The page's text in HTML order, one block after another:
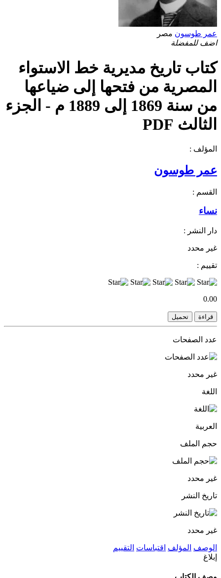
عمر طوسون مصر
اضف للمفضلة
كتاب تاريخ مديرية خط الاستواء
المصرية من فتحها إلى ضياعها
من سنة 1869 إلى 1889 م - الجزء
الثالث PDF
المؤلف :
عمر طوسون
القسم :
نساء
دار النشر :
غير محدد
تقييم :
0.00
قراءة تحميل
عدد الصفحات
غير محدد
اللغة
العربية
حجم الملف
غير محدد
تاريخ النشر
غير محدد
الوصف المؤلف اقتباسات التقييم
إبلاغ